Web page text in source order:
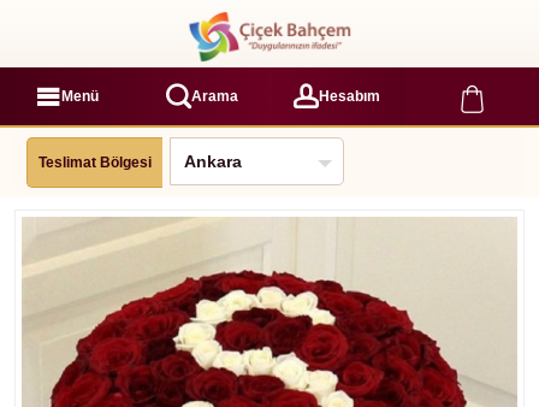
Menü Arama Hesabım
Teslimat Bölgesi